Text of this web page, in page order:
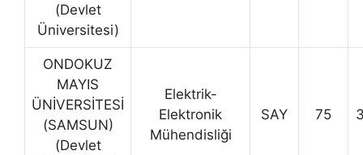
(Devlet
Üniversitesi)
ONDOKUZ
MAYIS
ÜNİVERSİTESİ
(SAMSUN)
(Devlet
Elektrik-
Elektronik
Mühendisliği
SAY 75